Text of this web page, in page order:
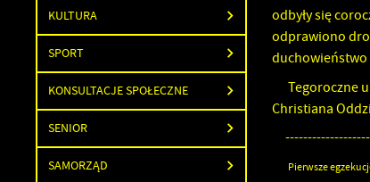
KULTURA
SPORT
KONSULTACJE SPOŁECZNE
SENIOR
SAMORZĄD
odbyły się
odprawiono
duchowieństwo
Tegoroczne
Christiana
Pierwsze